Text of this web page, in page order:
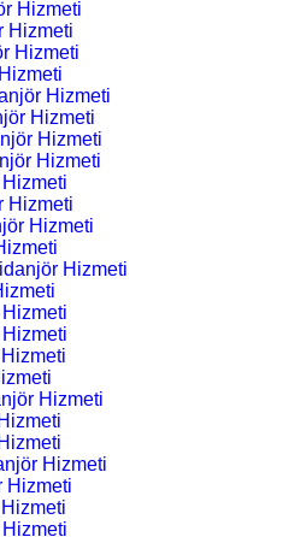
Hizmeti
Hizmeti
Hizmeti
Hizmeti
Hizmeti
Hizmeti
Hizmeti
Hizmeti
Hizmeti
Hizmeti
Hizmeti
Hizmeti
Hizmeti